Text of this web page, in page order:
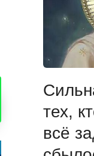
тех,
всё